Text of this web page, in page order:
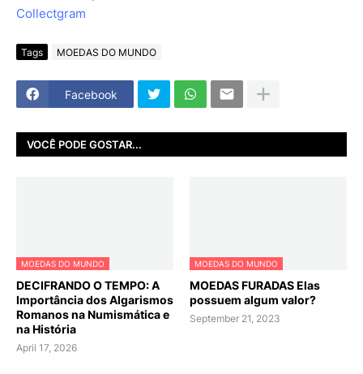
Tags MOEDAS DO MUNDO
Facebook
VOCÊ PODE GOSTAR...
MOEDAS DO MUNDO
DECIFRANDO O TEMPO: A
Importância dos Algarismos
Romanos na Numismática e
na História
April 17, 2026
MOEDAS DO MUNDO
MOEDAS FURADAS Elas
possuem algum valor?
September 21, 2023